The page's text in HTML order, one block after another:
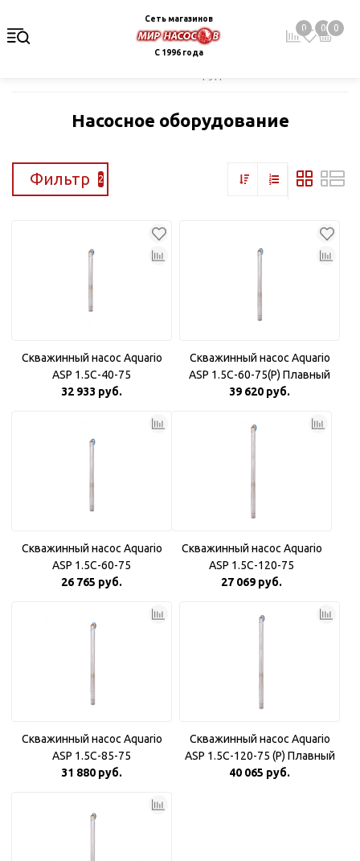
Сеть магазинов
С 1996 года
0 0 0
Насосное оборудование
Фильтр 2
Скважинный насос Aquario
ASP 1.5С-40-75
32 933 руб.
Скважинный насос Aquario
ASP 1.5С-60-75(P) Плавный
пуск
39 620 руб.
Скважинный насос Aquario
ASP 1.5С-60-75
26 765 руб.
Скважинный насос Aquario
ASP 1.5С-120-75
27 069 руб.
Скважинный насос Aquario
ASP 1.5С-85-75
31 880 руб.
Скважинный насос Aquario
ASP 1.5С-120-75 (P) Плавный
пуск
40 065 руб.